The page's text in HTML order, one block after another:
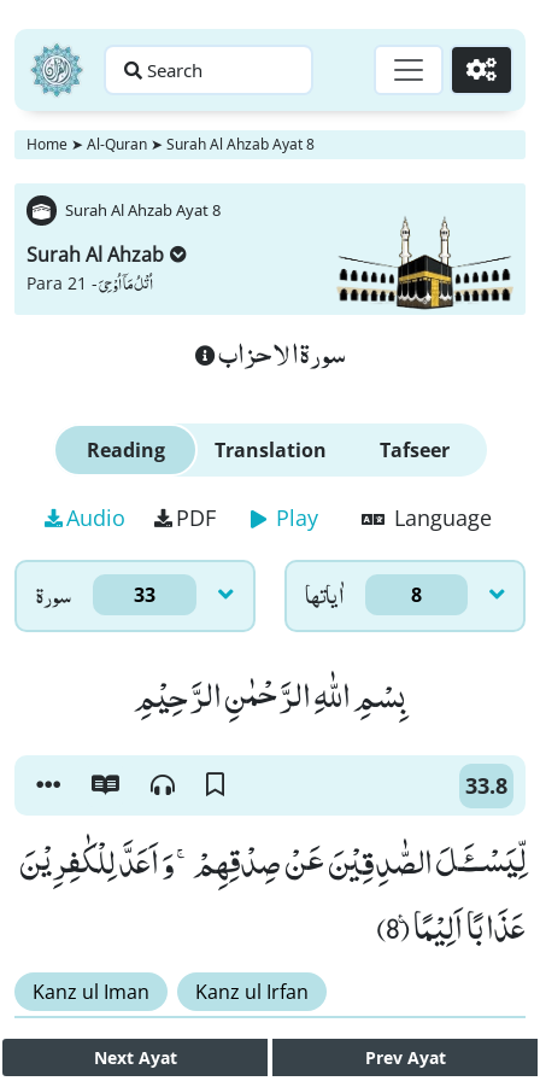
Search Go
Home ➤ Al-Quran ➤ Surah Al Ahzab Ayat 8
Surah Al Ahzab Ayat 8
Surah Al Ahzab
Para 21 -اُتْلُ مَاۤ اُوْحِیَ
سورة الاحزاب
Reading Translation Tafseer
Audio PDF Play Language
سورۃ 33 اٰياتها 8
بِسْمِ اللّٰهِ الرَّحْمٰنِ الرَّحِیْمِ
33.8
لِّیَسْــٴَـلَ الصّٰدِقِیْنَ عَنْ صِدْقِهِمْۚ-وَ اَعَدَّ لِلْكٰفِرِیْنَ
عَذَابًا اَلِیْمًا۠ (8)
Kanz ul Iman Kanz ul Irfan
Next Ayat Prev Ayat